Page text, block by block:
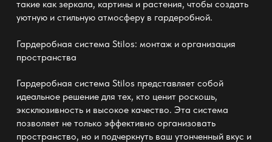
такие как зеркала, картины и растения, чтобы создать
уютную и стильную атмосферу в гардеробной.
Гардеробная система Stilos: монтаж и организация
пространства
Гардеробная система Stilos представляет собой
идеальное решение для тех, кто ценит роскошь,
эксклюзивность и высокое качество. Эта система
позволяет не только эффективно организовать
пространство, но и подчеркнуть ваш утонченный вкус и